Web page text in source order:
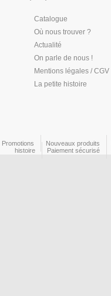
Catalogue
Où nous trouver ?
Actualité
On parle de nous !
Mentions légales / CGV
La petite histoire
Promotions Nouveaux produits
histoire
Paiement sécurisé